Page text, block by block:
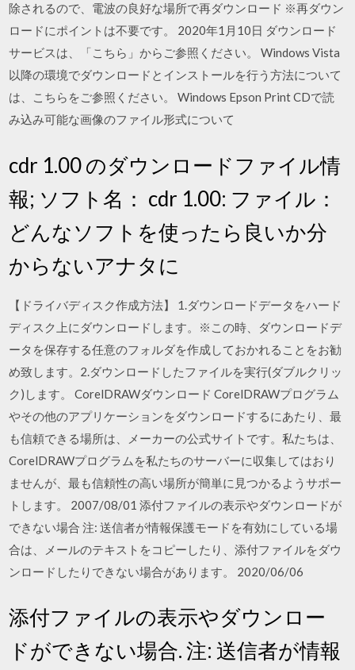
除されるので、電波の良好な場所で再ダウンロード ※再ダウン
ロードにポイントは不要です。 2020年1月10日 ダウンロード
サービスは、「こちら」からご参照ください。 Windows Vista
以降の環境でダウンロードとインストールを行う方法について
は、こちらをご参照ください。 Windows Epson Print CDで読
み込み可能な画像のファイル形式について
cdr 1.00 のダウンロードファイル情
報; ソフト名： cdr 1.00: ファイル：
どんなソフトを使ったら良いか分
からないアナタに
【ドライバディスク作成方法】 1.ダウンロードデータをハード
ディスク上にダウンロードします。※この時、ダウンロードデ
ータを保存する任意のフォルダを作成しておかれることをお勧
め致します。2.ダウンロードしたファイルを実行(ダブルクリッ
ク)します。 CorelDRAWダウンロード CorelDRAWプログラム
やその他のアプリケーションをダウンロードするにあたり、最
も信頼できる場所は、メーカーの公式サイトです。私たちは、
CorelDRAWプログラムを私たちのサーバーに収集してはおり
ませんが、最も信頼性の高い場所が簡単に見つかるようサポー
トします。 2007/08/01 添付ファイルの表示やダウンロードが
できない場合 注: 送信者が情報保護モードを有効にしている場
合は、メールのテキストをコピーしたり、添付ファイルをダウ
ンロードしたりできない場合があります。 2020/06/06
添付ファイルの表示やダウンロー
ドができない場合. 注: 送信者が情報